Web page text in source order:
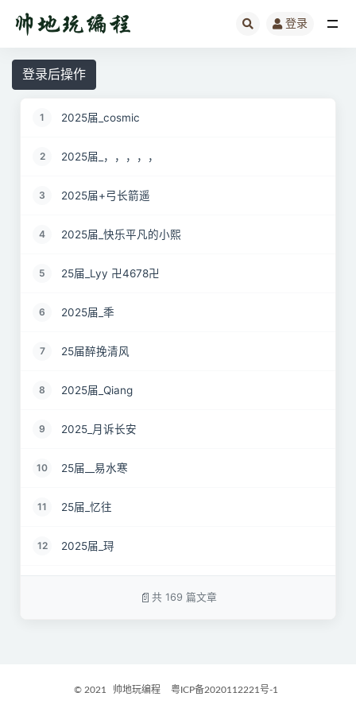
登录
登录后操作
1 2025届_cosmic
2 2025届_，，，，，
3 2025届+弓长箭遥
4 2025届_快乐平凡的小熙
5 25届_Lyy 卍4678卍
6 2025届_秊
7 25届醉挽清风
8 2025届_Qiang
9 2025_月诉长安
10 25届__易水寒
11 25届_忆往
12 2025届_𬍤
共 169 篇文章
© 2021 帅地玩编程 粤ICP备2020112221号-1